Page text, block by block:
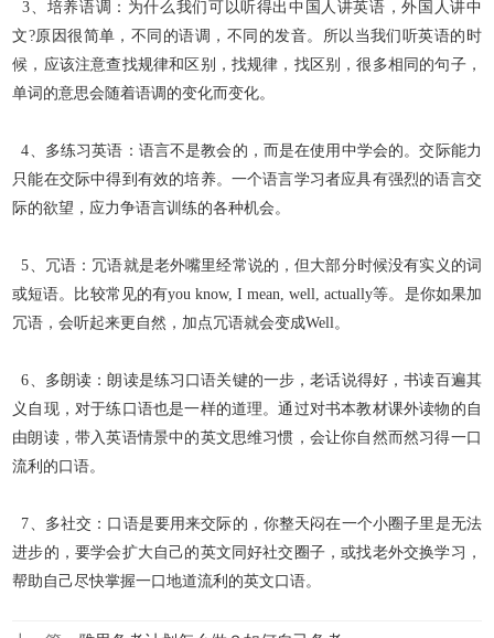
3、培养语调：为什么我们可以听得出中国人讲英语，外国人讲中
文?原因很简单，不同的语调，不同的发音。所以当我们听英语的时
候，应该注意查找规律和区别，找规律，找区别，很多相同的句子，
单词的意思会随着语调的变化而变化。
4、多练习英语：语言不是教会的，而是在使用中学会的。交际能力
只能在交际中得到 有效的培养。一个语言学习者应具有强烈的语言交
际的欲望，应力争语言训练的各种机会。
5、冗语：冗语就是老外嘴里经常说的，但大部分时候没有实义的词
或短语。比较常见的有you know, I mean, well, actually等。是你如果加
冗语，会听起来更自然，加点冗语就会变成Well。
6、多朗读：朗读是练习口语关键的一步，老话说得好，书读百遍其
义自现，对于练口语也是一样的道理。通过对书本教材课外读物的自
由朗读，带入英语情景中的英文思维习惯 ，会让你自然而然习得一口
流利的口语。
7、多社交：口语是要用来交际的，你整天闷在一个小圈子里是无法
进步的，要学会扩大自己的英文同好社交圈子，或找老外交换学习，
帮助自己尽快掌握一口地道流利的英文口语。